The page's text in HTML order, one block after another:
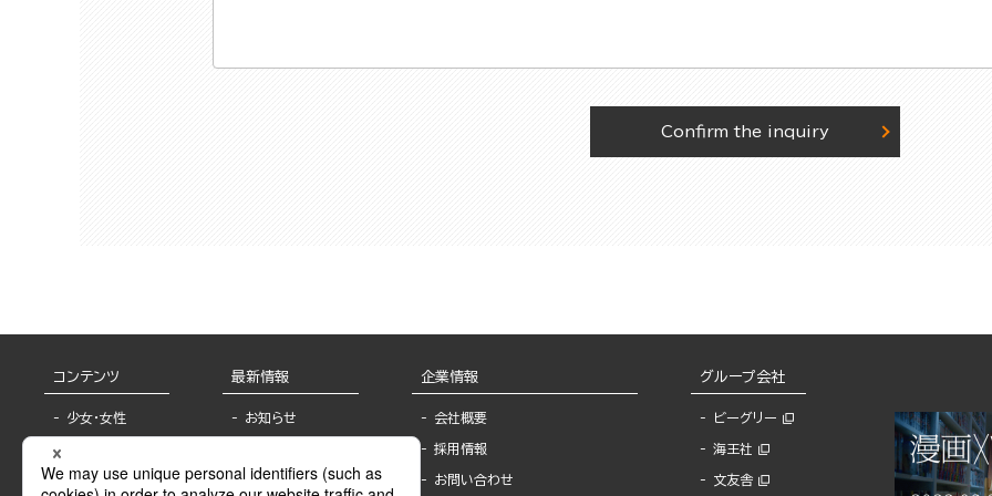
Confirm the inquiry
コンテンツ
少女・女性
BL
最新情報
お知らせ
報
企業情報
会社概要
採用情報
お問い合わせ
グループ会社
ビーグリー
海王社
文友舎